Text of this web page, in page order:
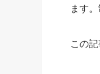
ます
この